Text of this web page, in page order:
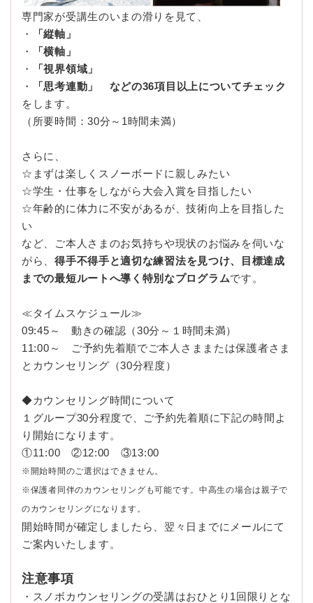
専門家が受講生のいまの滑りを見て、
・
「縦軸」
・
「横軸」
・
「視界領域」
・
「思考連動」 などの36項目以上についてチェック
をします。
（所要時間：30分～1時間未満）
さらに、
☆まずは楽しくスノーボードに親しみたい
☆学生・仕事をしながら大会入賞を目指したい
☆年齢的に体力に不安があるが、技術向上を目指した
い
など、ご本人さまのお気持ちや現状のお悩みを伺いな
がら、得手不得手と適切な練習法を見つけ、目標達成
までの最短ルートへ導く特別なプログラムです。
≪タイムスケジュール≫
09:45～ 動きの確認（30分～１時間未満）
11:00～ ご予約先着順でご本人さままたは保護者さま
とカウンセリング（30分程度）
◆カウンセリング時間について
１グループ30分程度で、ご予約先着順に下記の時間よ
り開始になります。
①11:00 ②12:00 ③13:00
※開始時間のご選択はできません。
※保護者同伴のカウンセリングも可能です。中高生の場合は親子で
のカウンセリングになります。
開始時間が確定しましたら、翌々日までにメールにて
ご案内いたします。
注意事項
・スノボカウンセリングの受講はおひとり1回限りとな